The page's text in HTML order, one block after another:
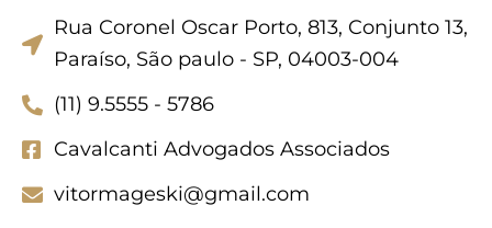
Rua Coronel Oscar Porto, 813, Conjunto 13,
Paraíso, São paulo - SP, 04003-004
(11) 9.5555 - 5786
Cavalcanti Advogados Associados
vitormageski@gmail.com